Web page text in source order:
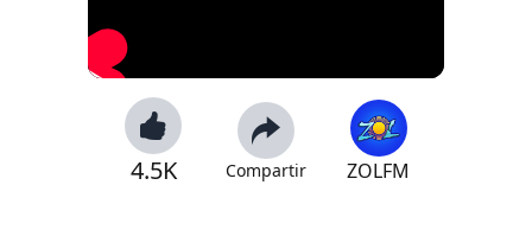
4.5K Compartir ZOLFM